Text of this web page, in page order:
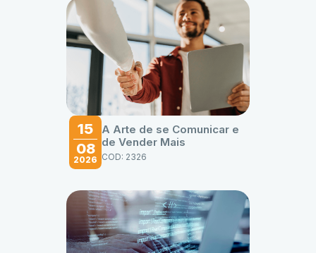
15
08
2026
A Arte de se Comunicar e
de Vender Mais
COD: 2326